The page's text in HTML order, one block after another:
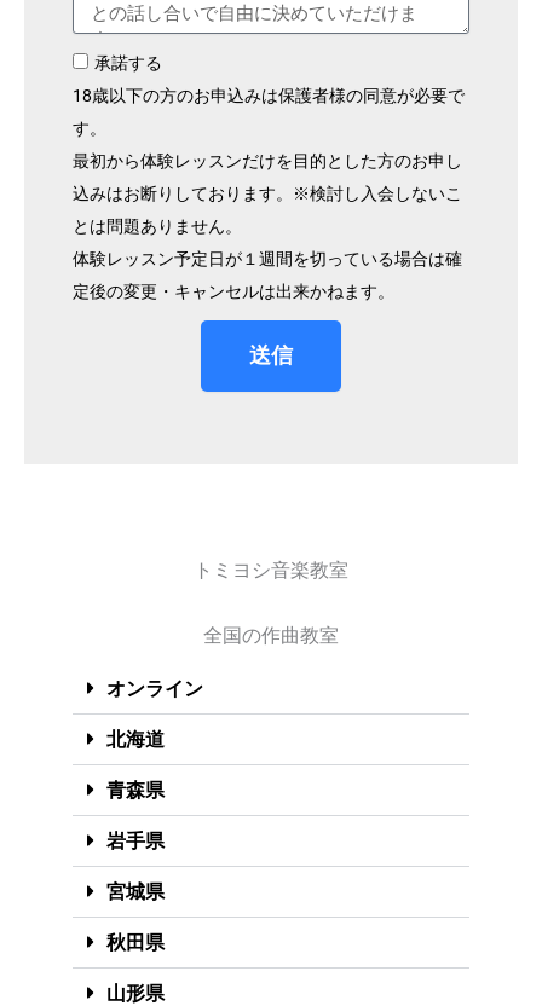
承諾する
18歳以下の方のお申込みは保護者様の同意が必要で
す。
最初から体験レッスンだけを目的とした方のお申し
込みはお断りしております。※検討し入会しないこ
とは問題ありません。
体験レッスン予定日が１週間を切っている場合は確
定後の変更・キャンセルは出来かねます。
送信
トミヨシ音楽教室
全国の作曲教室
オンライン
北海道
青森県
岩手県
宮城県
秋田県
山形県